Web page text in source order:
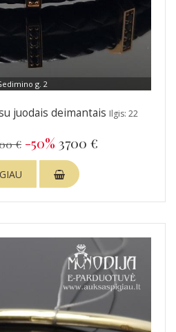
g. 2
juodais deimantais Ilgis: 22
€ -50% 3700 €